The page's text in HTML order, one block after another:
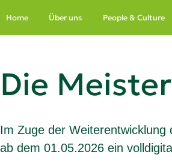
Home Über uns People & Culture
Die
Im Zuge der
ab dem 01.05.2026 ein